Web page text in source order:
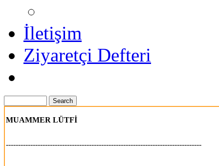
İletişim
Ziyaretçi Defteri
MUAMMER LÜTFİ
--------------------------------------------------------------------------------